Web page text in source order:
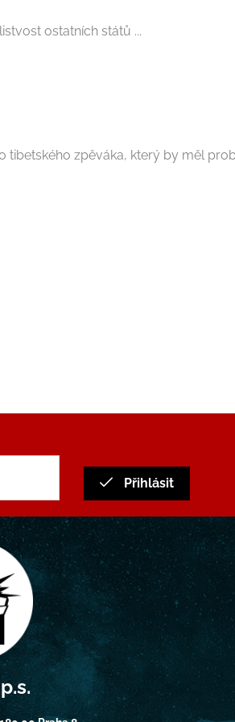
ostatních států ...
zpěváka, který by měl
Přihlásit